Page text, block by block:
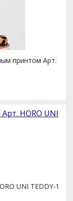
принтом Арт.
UNI TEDDY-1